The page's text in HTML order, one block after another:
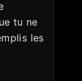
tu ne
les